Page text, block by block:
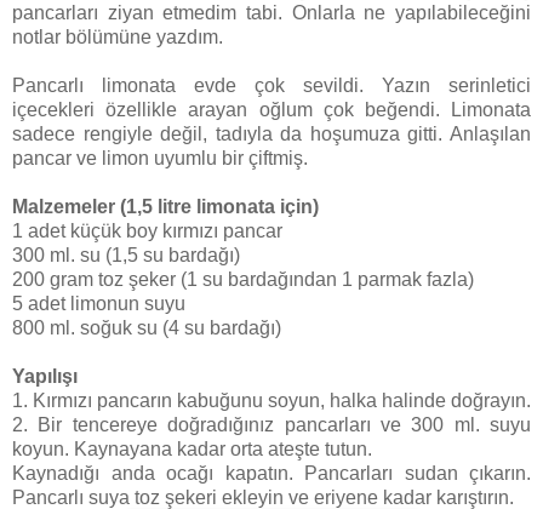
pancarları ziyan etmedim tabi. Onlarla ne yapılabileceğini
notlar bölümüne yazdım.
Pancarlı limonata evde çok sevildi. Yazın serinletici
içecekleri özellikle arayan oğlum çok beğendi. Limonata
sadece rengiyle değil, tadıyla da hoşumuza gitti. Anlaşılan
pancar ve limon uyumlu bir çiftmiş.
Malzemeler (1,5 litre limonata için)
1 adet küçük boy kırmızı pancar
300 ml. su (1,5 su bardağı)
200 gram toz şeker (1 su bardağından 1 parmak fazla)
5 adet limonun suyu
800 ml. soğuk su (4 su bardağı)
Yapılışı
1. Kırmızı pancarın kabuğunu soyun, halka halinde doğrayın.
2. Bir tencereye doğradığınız pancarları ve 300 ml. suyu
koyun. Kaynayana kadar orta ateşte tutun.
Kaynadığı anda ocağı kapatın. Pancarları sudan çıkarın.
Pancarlı suya toz şekeri ekleyin ve eriyene kadar karıştırın.